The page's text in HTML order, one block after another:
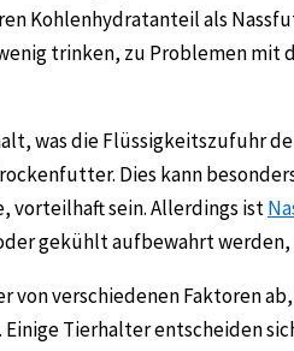
Kohlenhydratanteil als
trinken, zu Problemen
was die Flüssigkeitszufuhr
Dies kann
vorteilhaft sein. Allerdings ist
gekühlt aufbewahrt
von verschiedenen Faktoren
Tierhalter entscheiden